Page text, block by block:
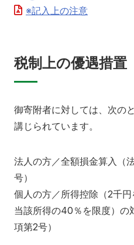
※記入上の注意
税制上の優遇措置
御寄附者に対しては、次の
講じられています。
法人の方／全額損金算入（
号）
個人の方／所得控除（2千円
当該所得の40％を限度）の
項第2号）